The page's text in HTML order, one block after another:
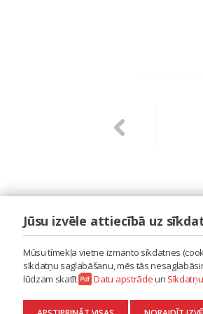
LAIPA
ES RADU
AKTUALITĀTES
KONTAKTI
SĪKDATŅU
Jūsu izvēle attiecībā uz
Mūsu tīmekļa vietne izmanto sīkdatnes
sīkdatņu saglabāšanu, mēs tās
lūdzam skatīt
Datu apstrādeun